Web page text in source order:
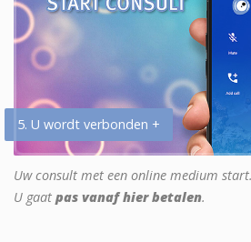
5. U wordt verbonden +
Uw consult met een online medium start.
U gaat pas vanaf hier betalen.